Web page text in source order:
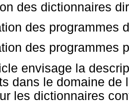
des dictionnaires
des programmes
des programmes
envisage la
dans le domaine de
les dictionnaires